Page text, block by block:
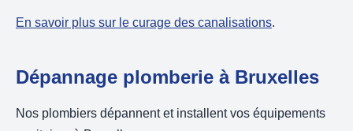
En savoir plus sur le curage des canalisations.
Dépannage plomberie à Bruxelles
Nos plombiers dépannent et installent vos équipements